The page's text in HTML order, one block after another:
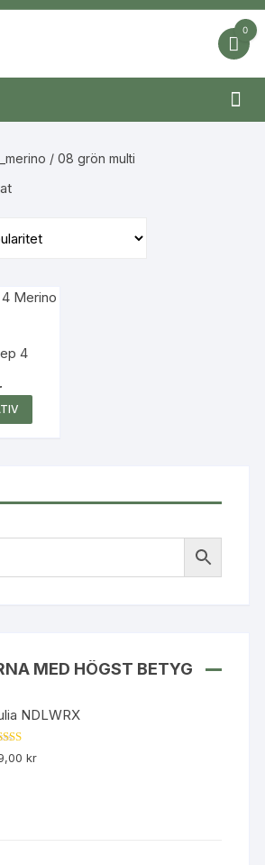
0
/ 08 grön multi
4
här
De
alternativen
produktsidan
MED HÖGST BETYG
NDLWRX
av 5
kr